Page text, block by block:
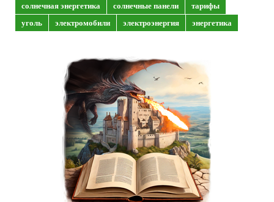
солнечная энергетика
солнечные панели
тарифы
уголь
электромобили электроэнергия энергетика